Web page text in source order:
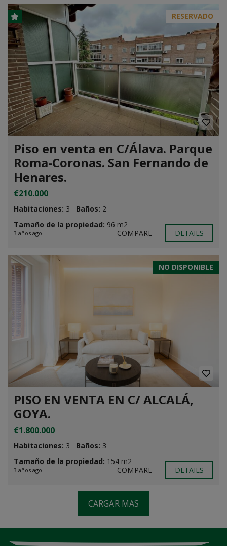
RESERVADO
Piso en venta en C/Álava. Parque
Roma-Coronas. San Fernando de
Henares.
€210.000
Habitaciones: 3 Baños: 2
Tamaño de la propiedad: 96 m2
3 años ago COMPARE DETAILS
NO DISPONIBLE
PISO EN VENTA EN C/ ALCALÁ,
GOYA.
€1.800.000
Habitaciones: 3 Baños: 3
Tamaño de la propiedad: 154 m2
3 años ago COMPARE DETAILS
CARGAR MAS